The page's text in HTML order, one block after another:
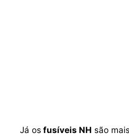
Já os fusíveis NH são